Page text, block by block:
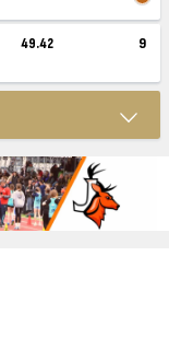
49.42 9